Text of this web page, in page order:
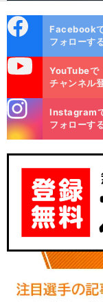
ok
Facebook
フォローす
YouTubeで
チャンネル
m
Instagram
フォローす